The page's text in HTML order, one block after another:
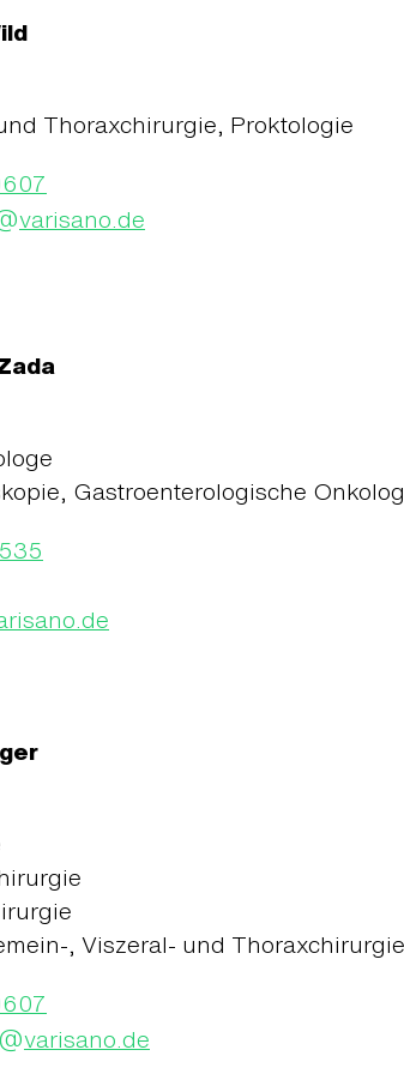
Thoraxchirurgie, Proktologie
varisano.de
Gastroenterologische
, Viszeral- und Thoraxchirurgie
@varisano.de